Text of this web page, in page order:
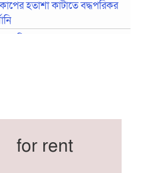
হতাশা কাটাতে বদ্ধপরিকর
শুরু
মতো রিয়ালের কোন
ছাড়াই স্পেনের বিশ্বকাপ
for rent